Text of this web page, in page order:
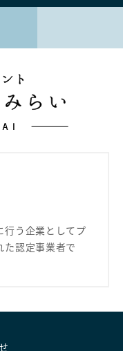
行う企業として プ
た認定事業者で